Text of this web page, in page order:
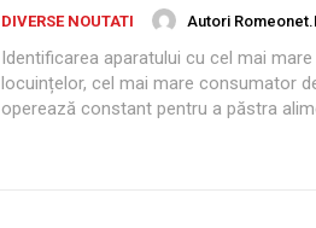
DIVERSE NOUTATI Autori
Identificarea aparatului cu cel mai
locuințelor, cel mai mare consumator
operează constant pentru a păstra